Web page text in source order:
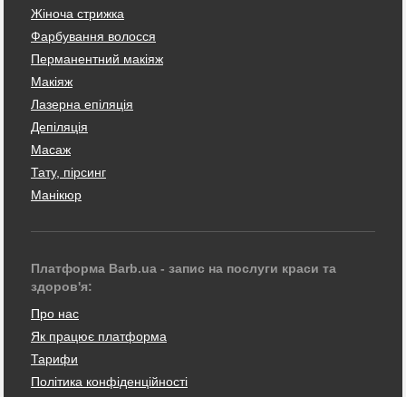
Жіноча стрижка
Фарбування волосся
Перманентний макіяж
Макіяж
Лазерна епіляція
Депіляція
Масаж
Тату, пірсинг
Манікюр
Платформа Barb.ua - запис на послуги краси та
здоров'я:
Про нас
Як працює платформа
Тарифи
Політика конфіденційності